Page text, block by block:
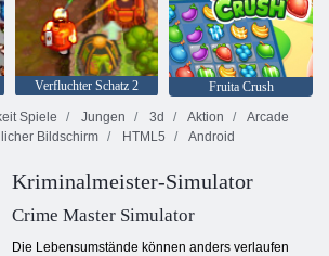
Verfluchter Schatz 2
Fruita Crush
Spiele Jungen 3d Aktion
Arcade
Bildschirm
HTML5 Android
Kriminalmeister-Simulator
Crime Master Simulator
Die Lebensumstände können anders verlaufen